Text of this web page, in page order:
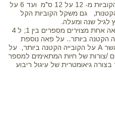
? גודל הקוביות מ- 12 על 12 ס"מ ועד 6 על
הקטנות, גם משקל הקוביות הקל
לגיל שנה ומעלה.
? על פאה אחת מצוירים מספרים בין 1; ל 4
הקטנה ביותר.. על פאה נוספת
מצוירים אותיות באנגלית A ל- D כאשר A על הקובייה הקטנה ביותר, על
/צורות של חיות המתאימים למספר
גיאומטרית של עיגול ריבוע